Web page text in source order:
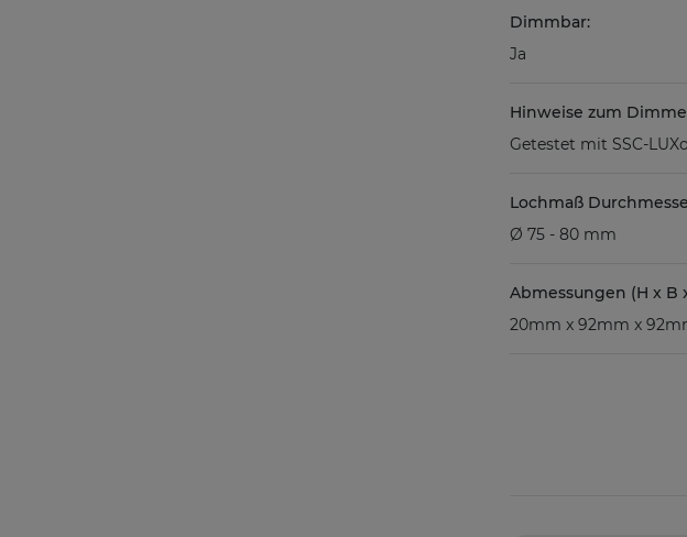
Dimmbar:
Ja
Hinweise zum
Getestet mit SSC-
Lochmaß
Ø 75 - 80 mm
Abmessungen (H x B
20mm x 92mm x